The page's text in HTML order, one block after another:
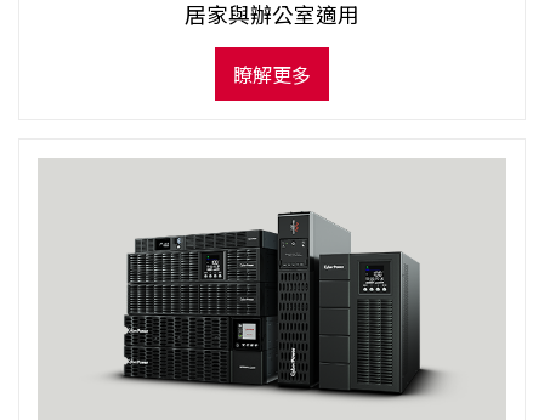
居家與辦公室適用
瞭解更多